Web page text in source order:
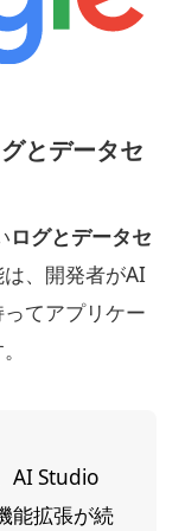
とデータセ
ログとデータセ
、開発者がAI
てアプリケー
AI Studio
能拡張が続